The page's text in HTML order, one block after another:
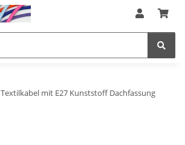
Textilkabel mit E27 Kunststoff Dachfassung